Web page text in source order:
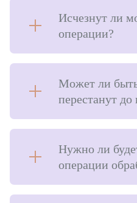
Исчезнут ли
операции?
Может ли
перестанут до
Нужно ли
операции